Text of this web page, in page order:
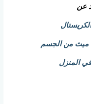
عن
ميث من الجسم
المنزل